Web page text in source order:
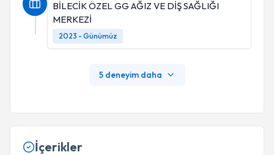
BİLECİK ÖZEL GG AĞIZ VE DİŞ SAĞLIĞI
MERKEZİ
2023 - Günümüz
5 deneyim daha
İçerikler